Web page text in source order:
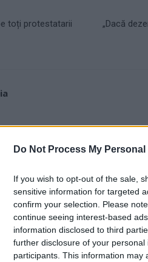
Do Not Process My
If you wish to opt-out of the sale,
sensitive information for targeted
confirm your selection. Please
continue seeing interest-based
information disclosed to third
further disclosure of your personal
participants. This information may
toți protestatarii
„Dacă